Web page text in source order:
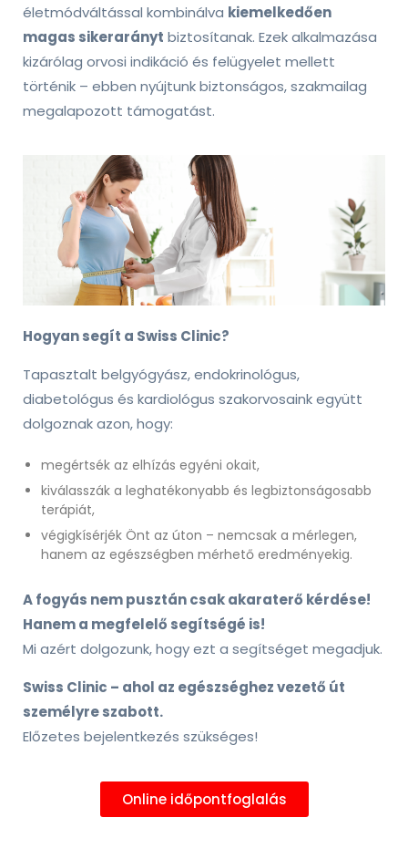
életmódváltással kombinálva kiemelkedően
magas sikerarányt biztosítanak. Ezek alkalmazása
kizárólag orvosi indikáció és felügyelet mellett
történik – ebben nyújtunk biztonságos, szakmailag
megalapozott támogatást.
Hogyan segít a Swiss Clinic?
Tapasztalt belgyógyász, endokrinológus,
diabetológus és kardiológus szakorvosaink együtt
dolgoznak azon, hogy:
megértsék az elhízás egyéni okait,
kiválasszák a leghatékonyabb és legbiztonságosabb
terápiát,
végigkísérjék Önt az úton – nemcsak a mérlegen,
hanem az egészségben mérhető eredményekig.
A fogyás nem pusztán csak akaraterő kérdése!
Hanem a megfelelő segítségé is!
Mi azért dolgozunk, hogy ezt a segítséget megadjuk.
Swiss Clinic – ahol az egészséghez vezető út
személyre szabott.
Előzetes bejelentkezés szükséges!
Online időpontfoglalás